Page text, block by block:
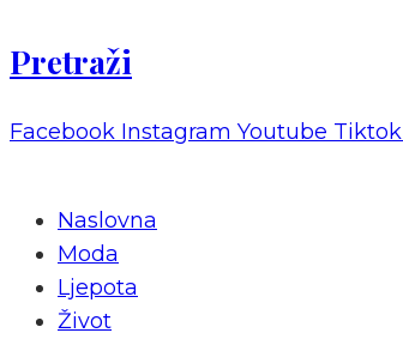
Pretraži
Facebook Instagram Youtube Tiktok
Naslovna
Moda
Ljepota
Život